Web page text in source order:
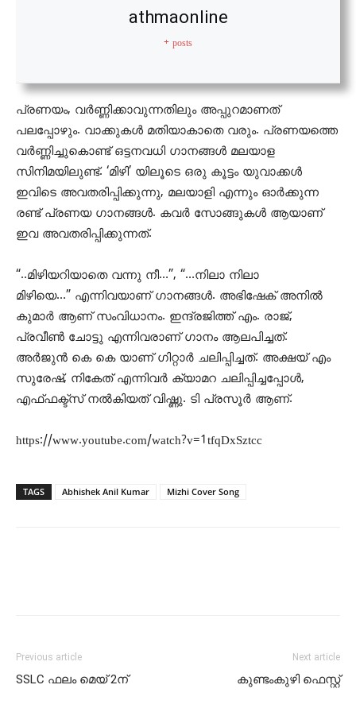
athmaonline
+ posts
പ്രണയം, വർണ്ണിക്കാവുന്നതിലും അപ്പുറമാണത്
പലപ്പോഴും. വാക്കുകൾ മതിയാകാതെ വരും. പ്രണയത്തെ
വർണ്ണിച്ചുകൊണ്ട്‌ ഒട്ടനവധി ഗാനങ്ങൾ മലയാള
സിനിമയിലുണ്ട്. ‘മിഴി’ യിലൂടെ ഒരു കൂട്ടം യുവാക്കള്‍
ഇവിടെ അവതരിപ്പിക്കുന്നു, മലയാളി എന്നും ഓർക്കുന്ന
രണ്ട്‌ പ്രണയ ഗാനങ്ങള്‍. കവർ സോങ്ങുകള്‍ ആയാണ്
ഇവ അവതരിപ്പിക്കുന്നത്.
“..മിഴിയറിയാതെ വന്നു നീ…”, “…നിലാ നിലാ
മിഴിയെ…” എന്നിവയാണ് ഗാനങ്ങള്‍. അഭിഷേക് അനില്‍
കുമാര്‍ ആണ് സംവിധാനം. ഇന്ദ്രജിത്ത് എം. രാജ്,
പ്രവീണ്‍ ചോട്ടു എന്നിവരാണ് ഗാനം ആലപിച്ചത്.
അര്‍ജുന്‍ കെ കെ യാണ് ഗിറ്റാര്‍ ചലിപ്പിച്ചത്. അക്ഷയ് എം
സുരേഷ്, നികേത് എന്നിവര്‍ ക്യാമറ ചലിപ്പിച്ചപ്പോള്‍,
എഫ്ഫക്ട്സ് നല്‍കിയത് വിഷ്ണു. ടി പ്രസൂര്‍ ആണ്.
https://www.youtube.com/watch?v=1tfqDxSztcc
TAGS Abhishek Anil Kumar Mizhi Cover Song
Previous article
SSLC ഫലം മെയ് 2ന്
Next article
കുണ്ടംകുഴി ഫെസ്റ്റ്